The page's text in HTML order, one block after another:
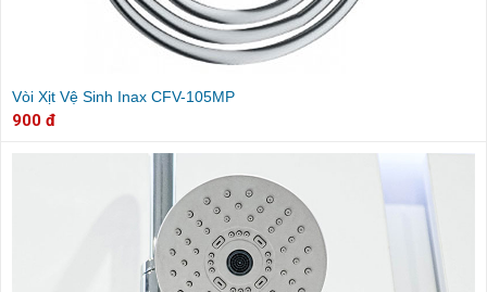
Vòi Xịt Vệ Sinh Inax CFV-105MP
900 đ